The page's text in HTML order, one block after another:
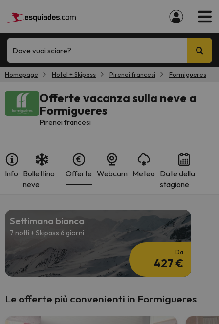
Dove vuoi sciare?
Homepage Hotel + Skipass Pirenei francesi Formigueres
Offerte vacanza sulla neve a
Formigueres
Pirenei francesi
Info Bollettino
neve
Offerte Webcam Meteo Date della
stagione
Settimana bianca
7 notti + Skipass 6 giorni
Da
427 €
Le offerte più convenienti in Formigueres